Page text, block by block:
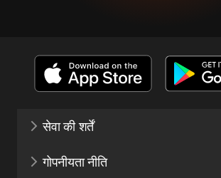
सेवा की शर्तें
गोपनीयता नीति